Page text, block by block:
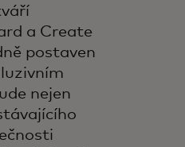
a Create
postaven
nejen